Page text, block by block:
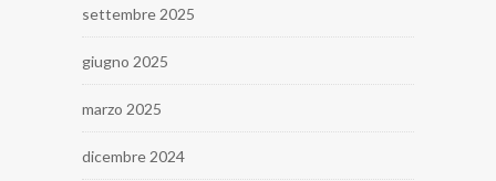
settembre 2025
giugno 2025
marzo 2025
dicembre 2024